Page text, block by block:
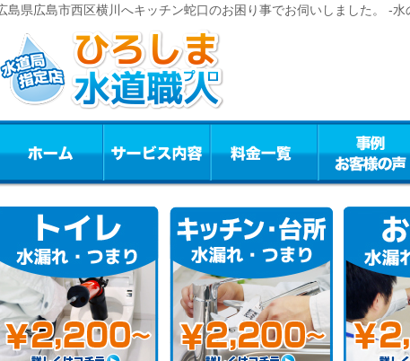
島県広島市西区横川へキッチン蛇口のお困り事でお伺いしました。 -